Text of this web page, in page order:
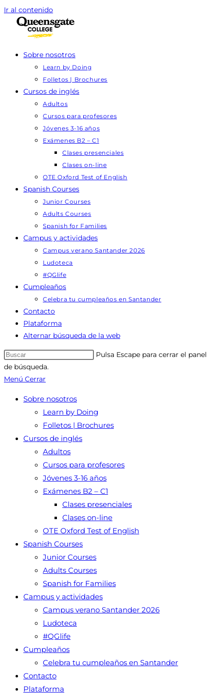
Ir al contenido
Sobre nosotros
Learn by Doing
Folletos | Brochures
Cursos de inglés
Adultos
Cursos para profesores
Jóvenes 3-16 años
Exámenes B2 – C1
Clases presenciales
Clases on-line
OTE Oxford Test of English
Spanish Courses
Junior Courses
Adults Courses
Spanish for Families
Campus y actividades
Campus verano Santander 2026
Ludoteca
#QGlife
Cumpleaños
Celebra tu cumpleaños en Santander
Contacto
Plataforma
Alternar búsqueda de la web
Pulsa Escape para cerrar el panel
de búsqueda.
Menú Cerrar
Sobre nosotros
Learn by Doing
Folletos | Brochures
Cursos de inglés
Adultos
Cursos para profesores
Jóvenes 3-16 años
Exámenes B2 – C1
Clases presenciales
Clases on-line
OTE Oxford Test of English
Spanish Courses
Junior Courses
Adults Courses
Spanish for Families
Campus y actividades
Campus verano Santander 2026
Ludoteca
#QGlife
Cumpleaños
Celebra tu cumpleaños en Santander
Contacto
Plataforma